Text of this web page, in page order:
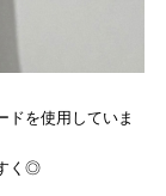
ドを使用していま
く◎